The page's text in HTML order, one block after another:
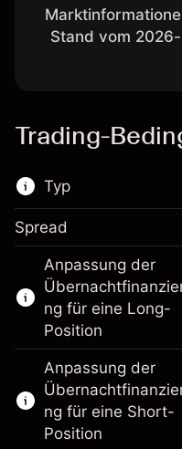
Stand vom
Trading-
Typ
Dieses
über CFDs und
Erfahren Sie mehr
CFDs
Knock-outs
Spread
Anpassung der
ng für eine Long-
Position
Anpassung der
ng für eine Short-
Position